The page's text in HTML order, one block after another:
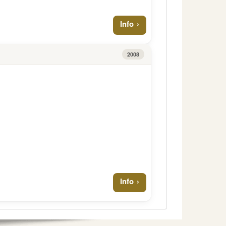
Info
2008
Info